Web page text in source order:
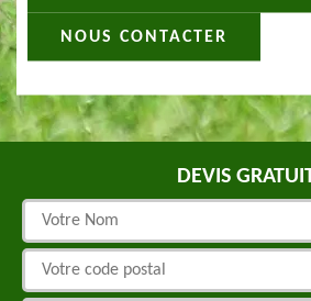
NOUS CONTACTER
DEVIS